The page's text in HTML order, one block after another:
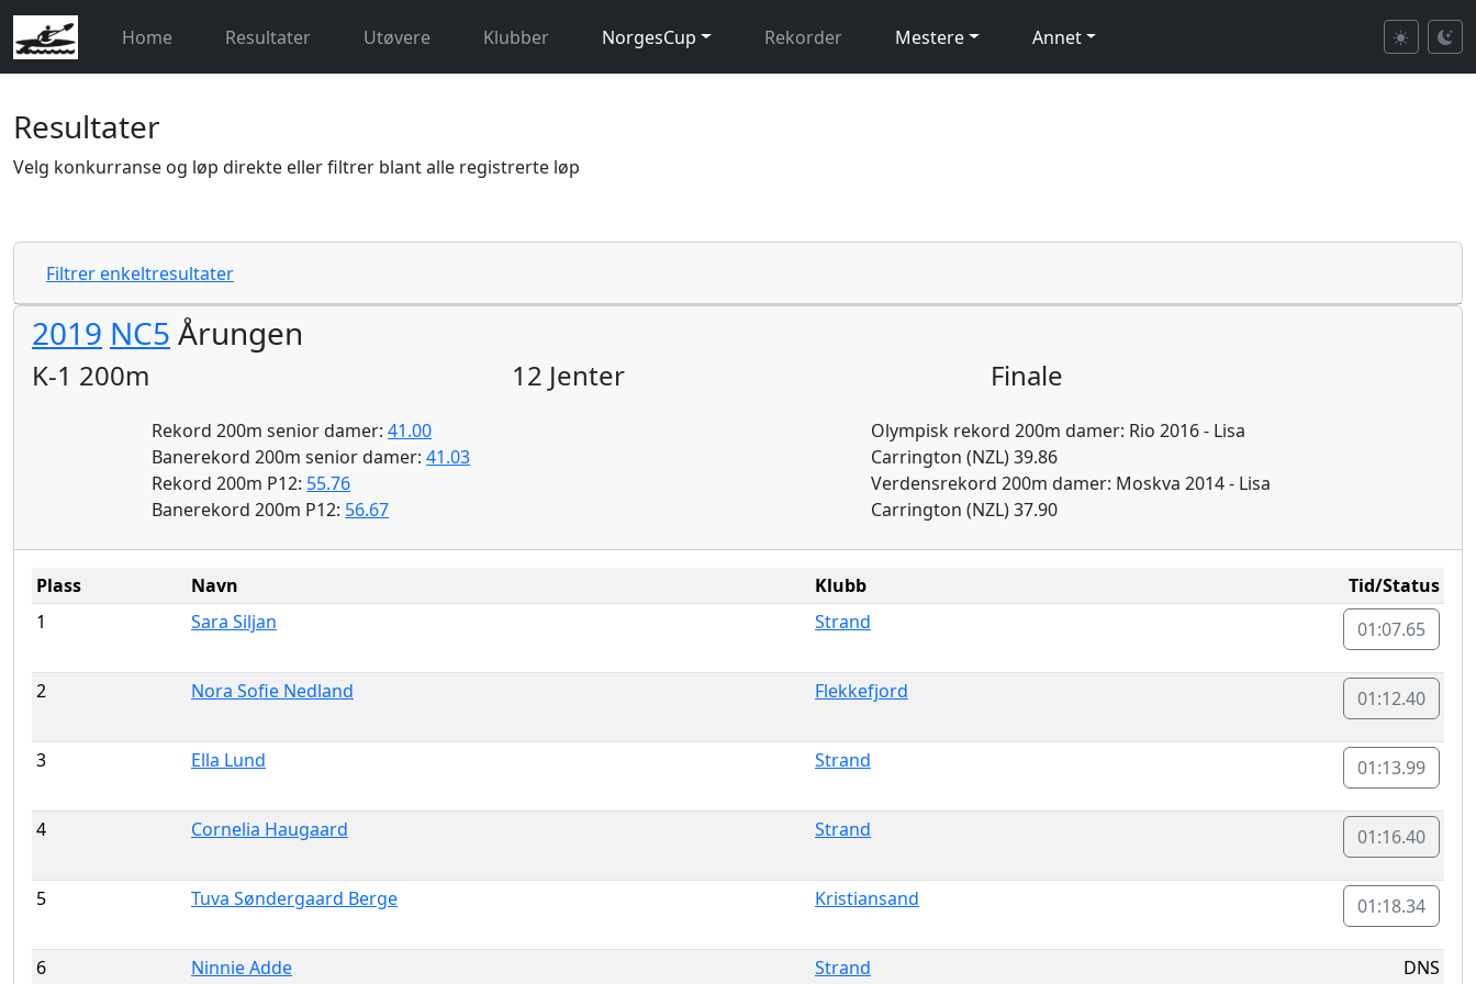
Home Resultater Utøvere Klubber NorgesCup Rekorder Mestere Annet
Resultater
Velg konkurranse og løp direkte eller filtrer blant alle registrerte løp
Filtrer enkeltresultater
2019 NC5 Årungen
K-1 200m 12 Jenter Finale
Rekord 200m senior damer:41.00
Banerekord 200m senior damer:41.03
Rekord 200m P12: 55.76
Banerekord 200m P12: 56.67
Olympisk rekord 200m damer: Rio 2016 - Lisa
Carrington (NZL) 39.86
Verdensrekord 200m damer: Moskva 2014 - Lisa
Carrington (NZL) 37.90
Plass Navn Klubb
Tid/Status
1
Sara Siljan Strand 01:07.65
2 Nora Sofie Nedland Flekkefjord 01:12.40
3 Ella Lund Strand 01:13.99
4 Cornelia Haugaard Strand 01:16.40
5 Tuva Søndergaard Berge Kristiansand 01:18.34
6 Ninnie Adde Strand DNS